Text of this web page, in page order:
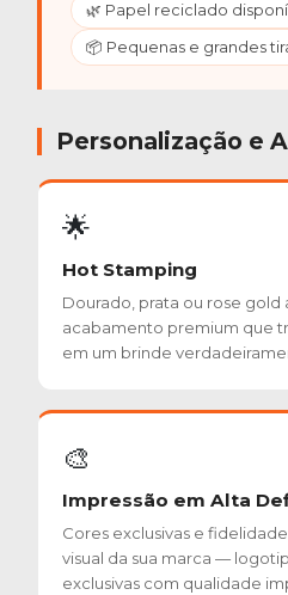
🌿 Papel reciclado
📦 Pequenas e grandes
Personalização e
🌟
Hot Stamping
Dourado, prata ou rose
acabamento premium que
em um brinde
🎨
Impressão em Alta
Cores exclusivas e
visual da sua marca —
exclusivas com qualidade